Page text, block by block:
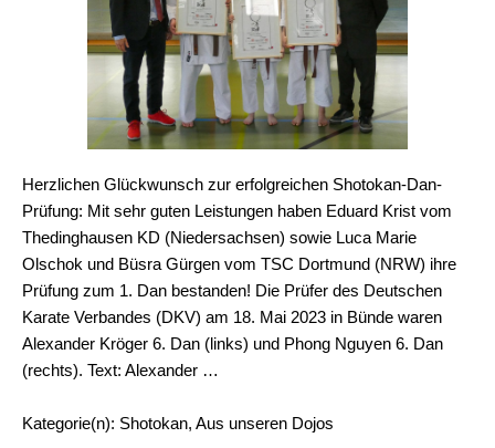
Herzlichen Glückwunsch zur erfolgreichen Shotokan-Dan-
Prüfung: Mit sehr guten Leistungen haben Eduard Krist vom
Thedinghausen KD (Niedersachsen) sowie Luca Marie
Olschok und Büsra Gürgen vom TSC Dortmund (NRW) ihre
Prüfung zum 1. Dan bestanden! Die Prüfer des Deutschen
Karate Verbandes (DKV) am 18. Mai 2023 in Bünde waren
Alexander Kröger 6. Dan (links) und Phong Nguyen 6. Dan
(rechts). Text: Alexander …
Kategorie(n): Shotokan, Aus unseren Dojos